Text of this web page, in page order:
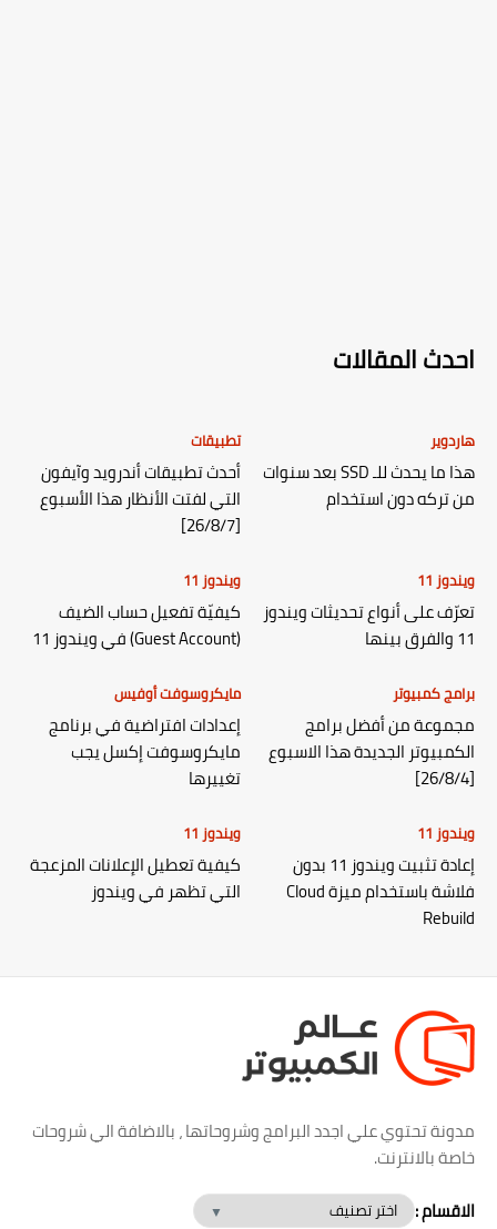
احدث المقالات
هاردوير
هذا ما يحدث للـ SSD بعد سنوات
من تركه دون استخدام
تطبيقات
أحدث تطبيقات أندرويد وآيفون
التي لفتت الأنظار هذا الأسبوع
[26/8/7]
ويندوز 11
تعرّف على أنواع تحديثات ويندوز
11 والفرق بينها
ويندوز 11
كيفيّة تفعيل حساب الضيف
(Guest Account) في ويندوز 11
برامج كمبيوتر
مجموعة من أفضل برامج
الكمبيوتر الجديدة هذا الاسبوع
[26/8/4]
مايكروسوفت أوفيس
إعدادات افتراضية في برنامج
مايكروسوفت إكسل يجب
تغييرها
ويندوز 11
إعادة تثبيت ويندوز 11 بدون
فلاشة باستخدام ميزة Cloud
Rebuild
ويندوز 11
كيفية تعطيل الإعلانات المزعجة
التي تظهر في ويندوز
مدونة تحتوي علي اجدد البرامج وشروحاتها ، بالاضافة الي شروحات
خاصة بالانترنت.
الاقسام :